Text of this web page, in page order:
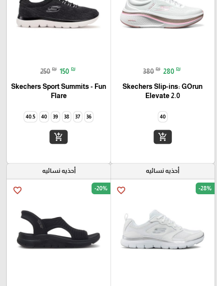
380 ₪ 280 ₪
Skechers Slip-ins: GOrun
Elevate 2.0
40
add_shopping_cart
250 ₪ 150 ₪
Skechers Sport Summits - Fun
Flare‏
36
37
38
39
40
40.5
add_shopping_cart
أحذيه نسائيه
favorite_border -28%
أحذيه نسائيه
favorite_border -20%